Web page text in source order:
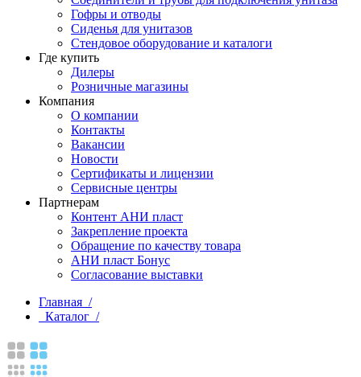
Гофры и отводы
Сиденья для унитазов
Стендовое оборудование и каталоги
Где купить
Дилеры
Розничные магазины
Компания
О компании
Контакты
Вакансии
Новости
Сертификаты и лицензии
Сервисные центры
Партнерам
Контент АНИ пласт
Закрепление проекта
Обращение по качеству товара
АНИ пласт Бонус
Согласование выставки
Главная /
Каталог /